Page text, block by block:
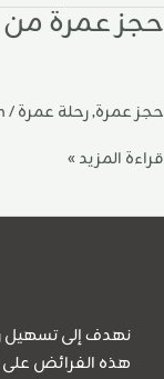
حجز عمرة
حجز عمرة,رحلة عمرة/
حجز
شركات
قراءة المزيد »
نهدف إلى تسهيل
هذه الفرائض